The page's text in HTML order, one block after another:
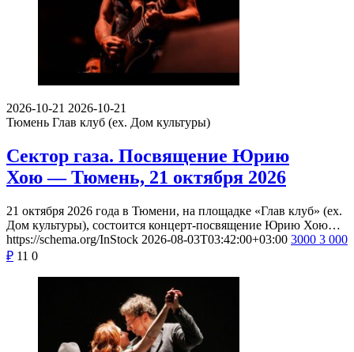
2026-10-21 2026-10-21
Тюмень Глав клуб (ex. Дом культуры)
Сектор газа. Посвящение Юрию
Хою — Тюмень, 21 октября 2026
21 октября 2026 года в Тюмени, на площадке «Глав клуб» (ex.
Дом культуры), состоится концерт-посвящение Юрию Хою…
https://schema.org/InStock 2026-08-03T03:42:00+03:00 3000 3 000
₽ 11 0